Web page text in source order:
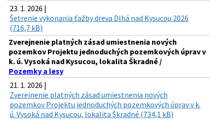
23. 1. 2026 |
Šetrenie vykonania ťažby dreva Dlhá nad Kysucou 2026
(716,7 kB)
Zverejnenie platných zásad umiestnenia nových
pozemkov Projektu jednoduchých pozemkových úprav v
k. ú. Vysoká nad Kysucou, lokalita Škradné /
Pozemky a lesy
21. 1. 2026 |
Zverejnenie platných zásad umiestnenia nových
pozemkov Projektu jednoduchých pozemkových úprav v k.
ú. Vysoká nad Kysucou, lokalita Škradné (734,1 kB)